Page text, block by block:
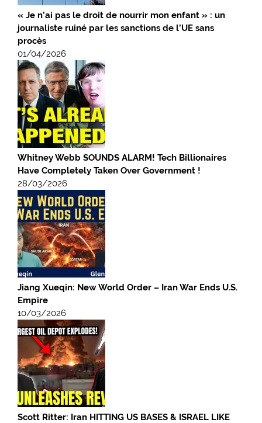
« Je n’ai pas le droit de nourrir mon enfant » : un
journaliste ruiné par les sanctions de l’UE sans
procès
01/04/2026
Whitney Webb SOUNDS ALARM! Tech Billionaires
Have Completely Taken Over Government !
28/03/2026
Jiang Xueqin: New World Order – Iran War Ends U.S.
Empire
10/03/2026
Scott Ritter: Iran HITTING US BASES & ISRAEL LIKE